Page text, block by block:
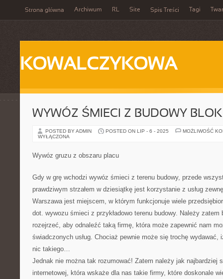
Strona główna Archiwum RL Site Spis Treści Tagi
KOWALCZYKOWA
WYWÓZ ŚMIECI Z BUDOWY
POSTED BY ADMIN POSTED ON LIP - 6 - 2025
MOŻLIWOŚĆ
WYŁĄCZONA
Wywóz gruzu z obszaru placu
Gdy w grę wchodzi wywóz śmieci z terenu budowy, przede
prawdziwym strzałem w dziesiątkę jest korzystanie z usług
Warszawa jest miejscem, w którym funkcjonuje wiele
dot. wywozu śmieci z przykładowo terenu budowy. Należy zatem
rozejrzeć, aby odnaleźć taką firmę, która może zapewnić nam
świadczonych usług. Chociaż pewnie może się trochę wydawać,
nic takiego…
Jednak nie można tak rozumować! Zatem należy jak najbardziej
internetowej, która wskaże dla nas takie firmy, które doskonale